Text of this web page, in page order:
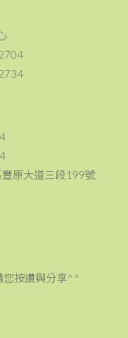
原大道三段199號
您按讚與分享^^